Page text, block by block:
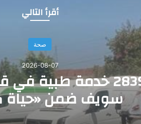
أقرأ التالي
صحة
2026-08-07
تقديم 2839 خدمة
سويف ضمن «حياة